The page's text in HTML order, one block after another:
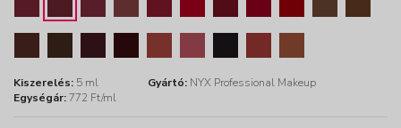
Kiszerelés: 5 ml Gyártó: NYX Professional Makeup
Egységár:772 Ft/ml